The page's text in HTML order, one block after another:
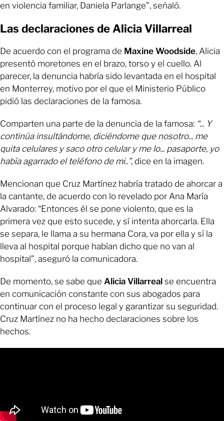
en violencia familiar, Daniela Parlange”, señaló.
Las declaraciones de Alicia Villarreal
De acuerdo con el programa de Maxine Woodside, Alicia
presentó moretones en el brazo, torso y el cuello. Al
parecer, la denuncia habría sido levantada en el hospital
en Monterrey, motivo por el que el Ministerio Público
pidió las declaraciones de la famosa.
Comparten una parte de la denuncia de la famosa: “... Y
continúa insultándome, diciéndome que nosotro... me
quita celulares y saco otro celular y me lo... pasaporte, yo
había agarrado el teléfono de mi..”, dice en la imagen.
Mencionan que Cruz Martínez habría tratado de ahorcar a
la cantante, de acuerdo con lo revelado por Ana María
Alvarado: “Entonces él se pone violento, que es la
primera vez que esto sucede, y sí intenta ahorcarla. Ella
se separa, le llama a su hermana Cora, va por ella y sí la
lleva al hospital porque habían dicho que no van al
hospital”, aseguró la comunicadora.
De momento, se sabe que Alicia Villarreal se encuentra
en comunicación constante con sus abogados para
continuar con el proceso legal y garantizar su seguridad.
Cruz Martínez no ha hecho declaraciones sobre los
hechos.